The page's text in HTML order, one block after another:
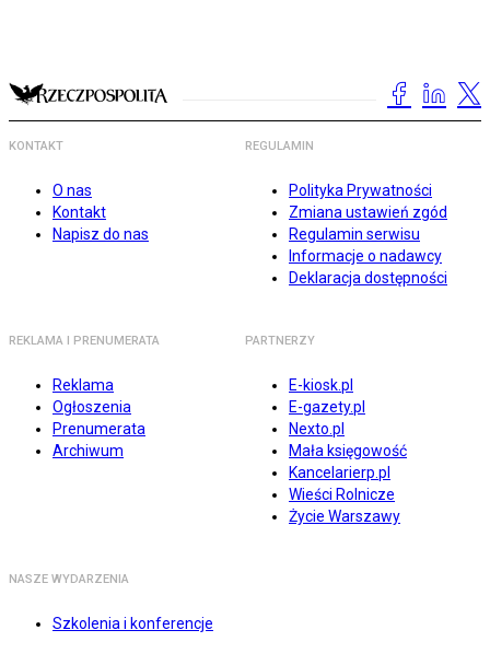
KONTAKT
O nas
Kontakt
Napisz do nas
REGULAMIN
Polityka Prywatności
Zmiana ustawień zgód
Regulamin serwisu
Informacje o nadawcy
Deklaracja dostępności
REKLAMA I PRENUMERATA
Reklama
Ogłoszenia
Prenumerata
Archiwum
PARTNERZY
E-kiosk.pl
E-gazety.pl
Nexto.pl
Mała księgowość
Kancelarierp.pl
Wieści Rolnicze
Życie Warszawy
NASZE WYDARZENIA
Szkolenia i konferencje